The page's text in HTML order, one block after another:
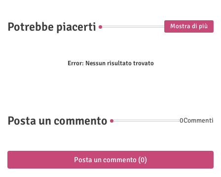
Potrebbe piacerti Mostra di più
Error: Nessun risultato trovato
Posta un commento 0Commenti
Posta un commento (0)